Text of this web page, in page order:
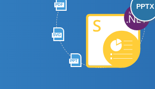
PDF
SVG
PPT
PPTX